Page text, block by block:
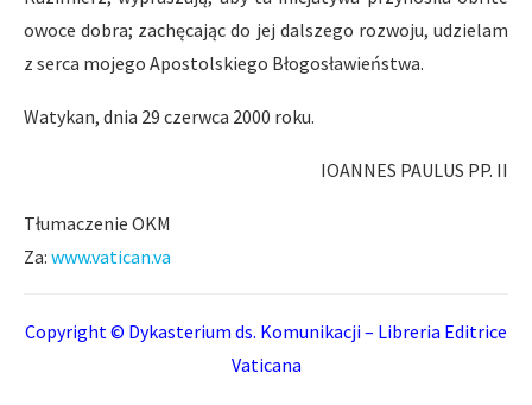
owoce dobra; zachęcając do jej dalszego rozwoju, udzielam
z serca mojego Apostolskiego Błogosławieństwa.
Watykan, dnia 29 czerwca 2000 roku.
IOANNES PAULUS PP. II
Tłumaczenie OKM
Za: www.vatican.va
Copyright © Dykasterium ds. Komunikacji – Libreria Editrice
Vaticana